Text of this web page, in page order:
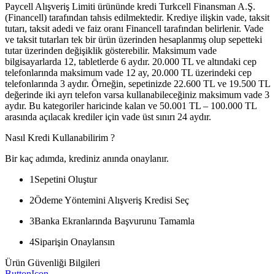
Paycell Alışveriş Limiti ürününde kredi Turkcell Finansman A.Ş.
(Financell) tarafından tahsis edilmektedir. Krediye ilişkin vade, taksit
tutarı, taksit adedi ve faiz oranı Financell tarafından belirlenir. Vade
ve taksit tutarları tek bir ürün üzerinden hesaplanmış olup sepetteki
tutar üzerinden değişiklik gösterebilir. Maksimum vade
bilgisayarlarda 12, tabletlerde 6 aydır. 20.000 TL ve altındaki cep
telefonlarında maksimum vade 12 ay, 20.000 TL üzerindeki cep
telefonlarında 3 aydır. Örneğin, sepetinizde 22.600 TL ve 19.500 TL
değerinde iki ayrı telefon varsa kullanabileceğiniz maksimum vade 3
aydır. Bu kategoriler haricinde kalan ve 50.001 TL – 100.000 TL
arasında açılacak krediler için vade üst sınırı 24 aydır.
Nasıl Kredi Kullanabilirim ?
Bir kaç adımda, krediniz anında onaylanır.
1 Sepetini Oluştur
2Ödeme Yöntemini Alışveriş Kredisi Seç
3Banka Ekranlarında Başvurunu Tamamla
4Siparişin Onaylansın
Ürün Güvenliği Bilgileri